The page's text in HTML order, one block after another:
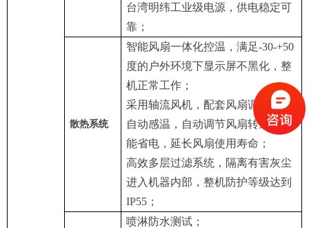
台湾明纬工业级电源，供电稳定可
靠；
散热系统
智能风扇一体化控温，满足-30-+50
度的户外环境下显示屏不黑化，整
机正常工作；
采用轴流风机，配套风扇调速板，
自动感温，自动调节风扇转速，节
能省电，延长风扇使用寿命；
高效多层过滤系统，隔离有害灰尘
进入机器内部，整机防护等级达到
IP55；
喷淋防水测试；